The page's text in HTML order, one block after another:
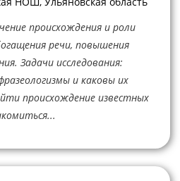
происхождения и роли
речи, повышения
Задачи исследования:
и каковы их
происхождение известных